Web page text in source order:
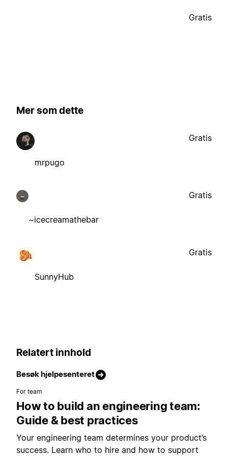
Gratis
Mer som dette
mrpugo
Gratis
~
~icecreamathebar
Gratis
SunnyHub
Gratis
Relatert innhold
Besøk hjelpesenteret
For team
How to build an engineering team:
Guide & best practices
Your engineering team determines your product’s
success. Learn who to hire and how to support